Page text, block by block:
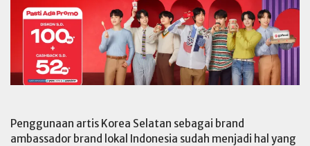
Penggunaan artis Korea Selatan sebagai brand
ambassador brand lokal Indonesia sudah menjadi hal yang